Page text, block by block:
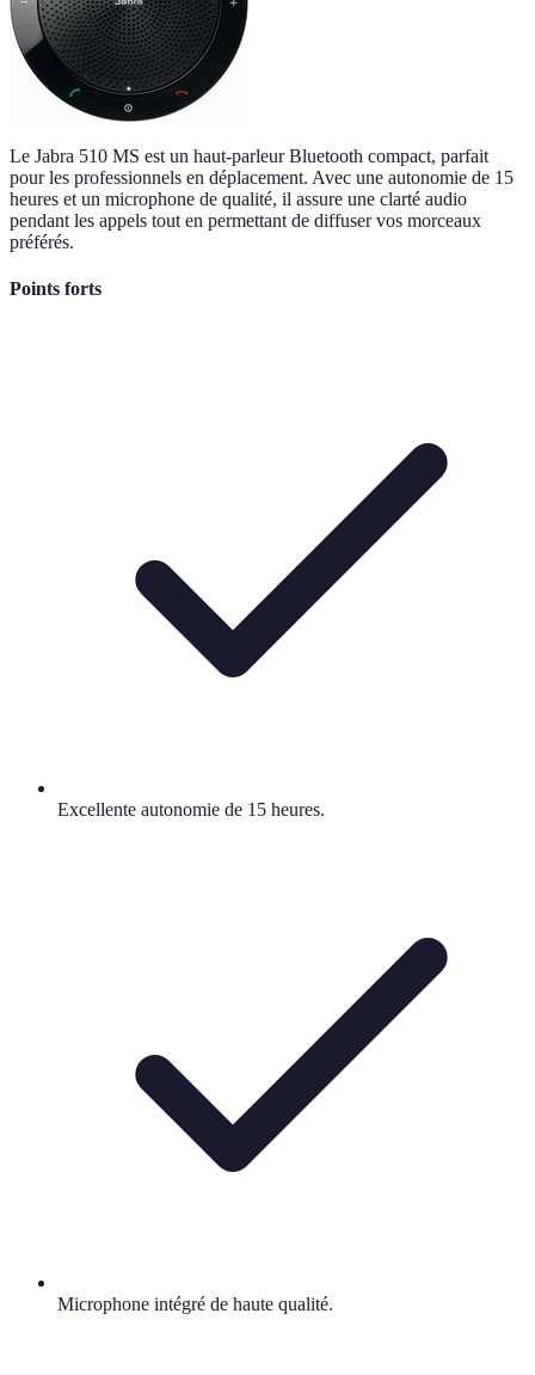
Le Jabra 510 MS est un haut-parleur Bluetooth compact, parfait
pour les professionnels en déplacement. Avec une autonomie de 15
heures et un microphone de qualité, il assure une clarté audio
pendant les appels tout en permettant de diffuser vos morceaux
préférés.
Points forts
Excellente autonomie de 15 heures.
Microphone intégré de haute qualité.